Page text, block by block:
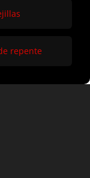
repente